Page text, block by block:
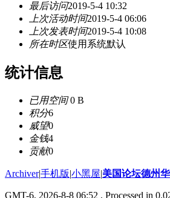
最后访问2019-5-4 10:32
上次活动时间2019-5-4 06:06
上次发表时间2019-5-4 10:08
所在时区使用系统默认
统计信息
已用空间0 B
积分6
威望0
金钱4
贡献0
Archiver|手机版|小黑屋|美国论坛德州
GMT-6, 2026-8-8 06:52 , Processed in